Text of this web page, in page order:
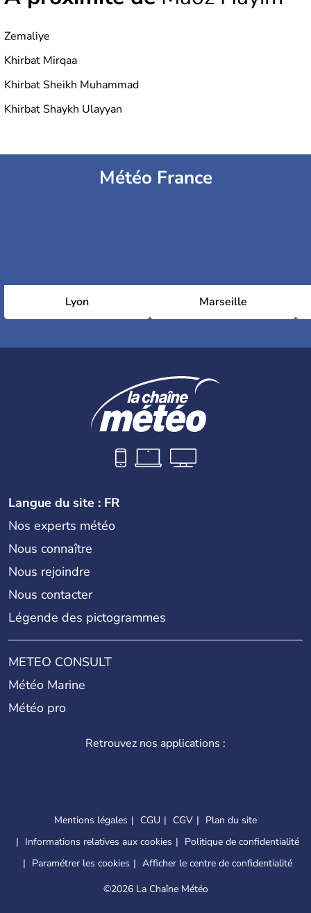
Zemaliye
Khirbat Mirqaa
Khirbat Sheikh Muhammad
Khirbat Shaykh Ulayyan
Météo France
Lyon Marseille
Langue du site : FR
Nos experts météo
Nous connaître
Nous rejoindre
Nous contacter
Légende des pictogrammes
METEO CONSULT
Météo Marine
Météo pro
Retrouvez nos applications :
Mentions légales CGU CGV
Plan du site
Informations relatives aux cookies
Politique de confidentialité
Paramétrer les cookies
Afficher le centre de confidentialité
©2026 La Chaîne Météo